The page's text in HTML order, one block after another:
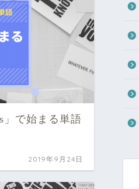
」で始まる単語
2019年9月24日